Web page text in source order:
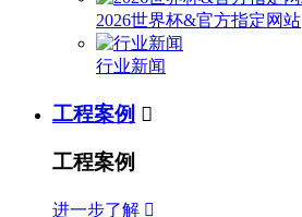
2026世界杯&官方指定网站
行业新闻
工程案例 
工程案例
进一步了解 